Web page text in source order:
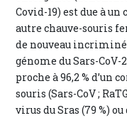
Covid-19) est due à un
autre chauve-souris
de nouveau
génome du Sars-CoV-2
proche à 96,2 % d’un
souris (Sars-CoV ;
virus du Sras (79 %)